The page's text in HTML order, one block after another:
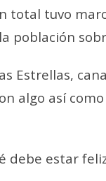
total tuvo
población
Estrellas,
algo así
debe estar